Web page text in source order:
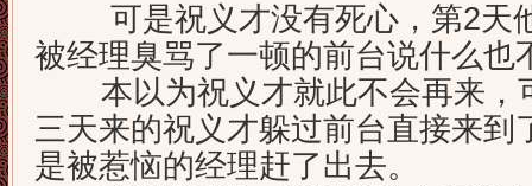
可是祝义才没有死心，第2天
被经理臭骂了一顿的前台说什么也
本以为祝义才就此不会再来，
三天来的祝义才躲过前台直接来到
是被惹恼的经理赶了出去。